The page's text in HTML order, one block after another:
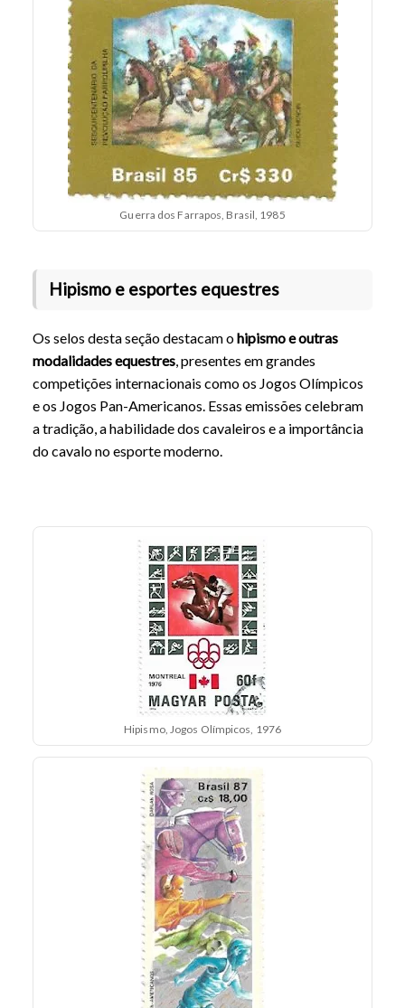
Guerra dos Farrapos, Brasil, 1985
Hipismo e esportes equestres
Os selos desta seção destacam ohipismo e outras
modalidades equestres, presentes em grandes
competições internacionais como os Jogos Olímpicos
e os Jogos Pan-Americanos. Essas emissões celebram
a tradição, a habilidade dos cavaleiros e a importância
do cavalo no esporte moderno.
Hipismo, Jogos Olímpicos, 1976